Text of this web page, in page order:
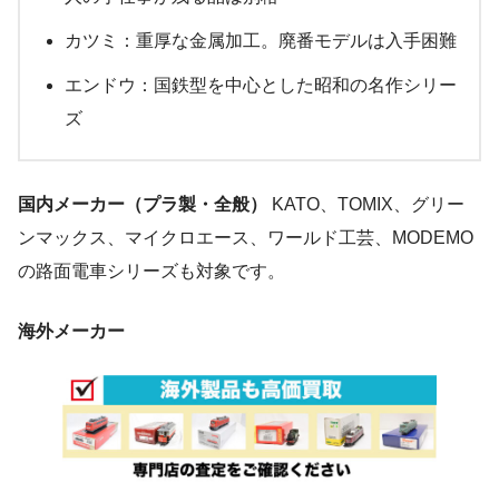
カツミ：重厚な金属加工。廃番モデルは入手困難
エンドウ：国鉄型を中心とした昭和の名作シリー
ズ
国内メーカー（プラ製・全般）
KATO、TOMIX、グリー
ンマックス、マイクロエース、ワールド工芸、MODEMO
の路面電車シリーズも対象です。
海外メーカー